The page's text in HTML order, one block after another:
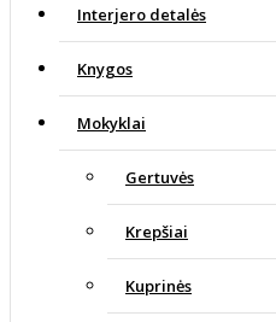
Interjero detalės
Knygos
Mokyklai
Gertuvės
Krepšiai
Kuprinės